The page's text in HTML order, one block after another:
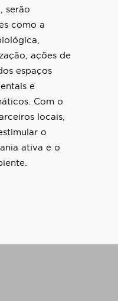
serão
como a
ações de
espaços
e
Com o
locais,
o
ativa e o